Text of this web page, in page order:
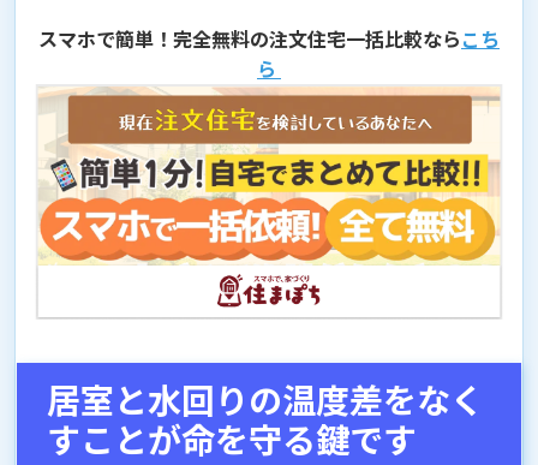
スマホで簡単！完全無料の注文住宅一括比較ならこち
ら
居室と水回りの温度差をなく
すことが命を守る鍵です